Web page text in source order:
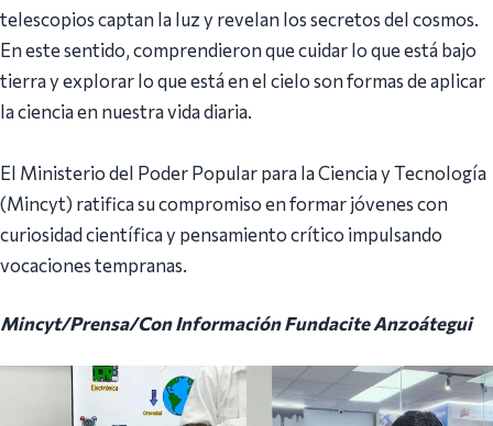
telescopios captan la luz y revelan los secretos del cosmos.
En este sentido, comprendieron que cuidar lo que está bajo
tierra y explorar lo que está en el cielo son formas de aplicar
la ciencia en nuestra vida diaria.
El Ministerio del Poder Popular para la Ciencia y Tecnología
(Mincyt) ratifica su compromiso en formar jóvenes con
curiosidad científica y pensamiento crítico impulsando
vocaciones tempranas.
Mincyt/Prensa/Con Información Fundacite Anzoátegui